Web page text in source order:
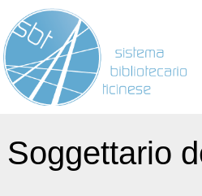
Soggettario